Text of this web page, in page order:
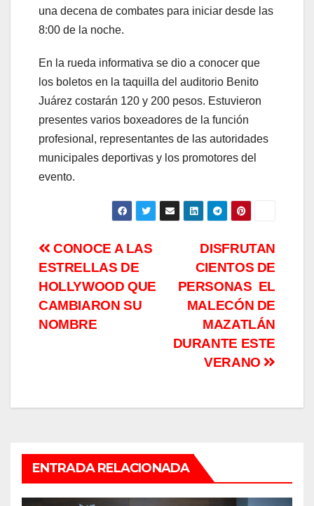
una decena de combates para iniciar desde las
8:00 de la noche.
En la rueda informativa se dio a conocer que
los boletos en la taquilla del auditorio Benito
Juárez costarán 120 y 200 pesos. Estuvieron
presentes varios boxeadores de la función
profesional, representantes de las autoridades
municipales deportivas y los promotores del
evento.
Navegación
de
entradas
DISFRUTAN
CIENTOS DE
PERSONAS EL
MALECÓN DE
MAZATLÁN
DURANTE ESTE
VERANO
CONOCE A LAS
ESTRELLAS DE
HOLLYWOOD QUE
CAMBIARON SU
NOMBRE
ENTRADA RELACIONADA